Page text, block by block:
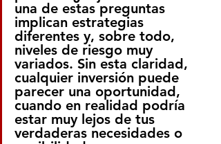
una de estas preguntas
implican estrategias
diferentes y, sobre todo,
niveles de riesgo muy
variados. Sin esta claridad,
cualquier inversión puede
parecer una oportunidad,
cuando en realidad podría
estar muy lejos de tus
verdaderas necesidades o